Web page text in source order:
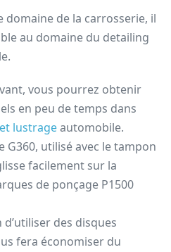
domaine de la carrosserie, il
au domaine du detailing
vous pourrez obtenir
en peu de temps dans
lustrageautomobile.
G360, utilisé avec le tampon
facilement sur la
de ponçage P1500
d’utiliser des disques
fera économiser du